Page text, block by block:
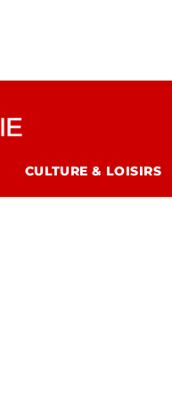
CULTURE & LOISIRS